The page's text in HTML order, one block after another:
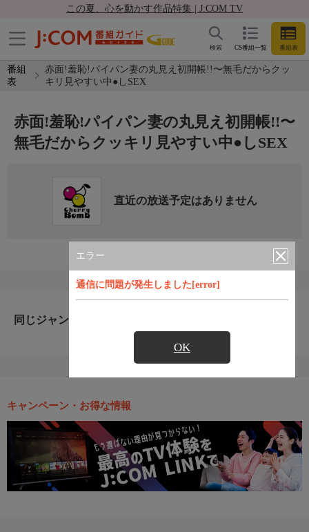
この夏、心を動かす作品特集 | J:COM TV
CS番組一覧 番組表
検索
番組
表
赤面!羞恥!パイパン妻の丸見え初開帳!!〜無毛だからクッ
キリ見やすい中●しSEX
エラー
通信に問題が発生しました[error]
OK
赤面!羞恥!パイパン妻の丸見え初開帳!!〜
無毛だからクッキリ見やすい中●しSEX
直近の放送予定はありません
同じジャンルのおすすめ番組
キャンペーン・お得な情報